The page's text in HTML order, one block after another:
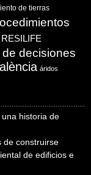
de tierras
RESILIFE
de decisiones
áridos
historia de
de construirse
de edificios e